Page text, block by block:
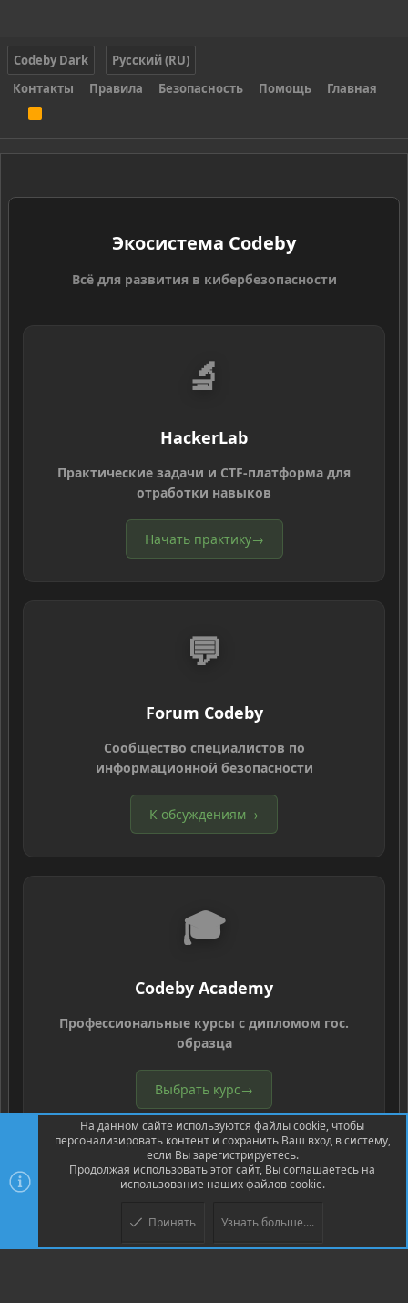
Codeby Dark
Русский (RU)
Контакты
Правила Безопасность Помощь Главная
S
Экосистема Codeby
Всё для развития в кибербезопасности
🔬
HackerLab
Практические задачи и CTF-платформа для
отработки навыков
Начать практику→
💬
Forum Codeby
Сообщество специалистов по
информационной безопасности
К обсуждениям→
🎓
Codeby Academy
Профессиональные курсы с дипломом гос.
образца
Выбрать курс→
На данном сайте используются файлы cookie, чтобы
персонализировать контент и сохранить Ваш вход в систему,
если Вы зарегистрируетесь.
Продолжая использовать этот сайт, Вы соглашаетесь на
использование наших файлов cookie.
Принять Узнать больше....